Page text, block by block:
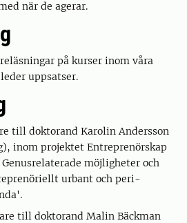
när de agerar.
på kurser inom våra
uppsatser.
till doktorand Karolin Andersson
inom projektet Entreprenörskap
möjligheter och
urbant och peri-
till doktorand Malin Bäckman